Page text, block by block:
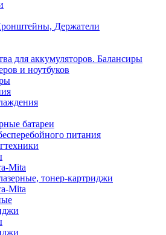
Держатели
для аккумуляторов. Балансиры
и ноутбуков
батареи
питания
Mita
тонер-картриджи
Mita